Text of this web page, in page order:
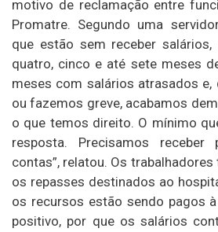
motivo de reclamação entre
Promatre. Segundo uma
que estão sem receber
quatro, cinco e até sete meses
meses com salários atrasados e,
ou fazemos greve, acabamos
o que temos direito. O mínimo
resposta. Precisamos receber
contas”, relatou. Os
os repasses destinados ao
os recursos estão sendo pagos
positivo, por que os salários